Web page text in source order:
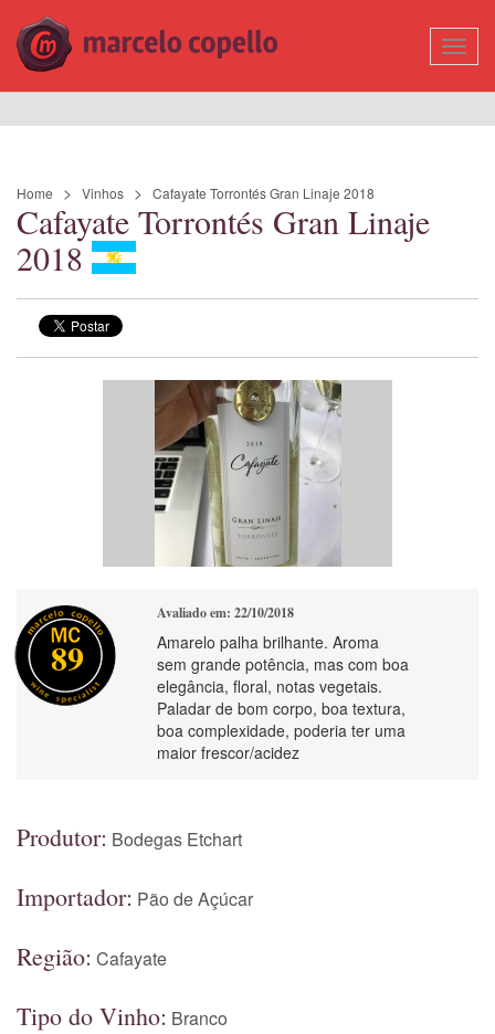
Home Vinhos Cafayate Torrontés Gran Linaje 2018
Cafayate Torrontés Gran Linaje
2018
89
Avaliado em: 22/10/2018
Amarelo palha brilhante. Aroma
sem grande potência, mas com boa
elegância, floral, notas vegetais.
Paladar de bom corpo, boa textura,
boa complexidade, poderia ter uma
maior frescor/acidez
Produtor: Bodegas Etchart
Importador: Pão de Açúcar
Região: Cafayate
Tipo do Vinho: Branco